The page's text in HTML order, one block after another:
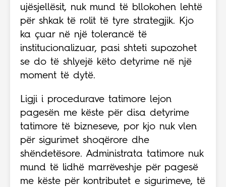
ujësjellësit, nuk mund të bllokohen lehtë
për shkak të rolit të tyre strategjik. Kjo
ka çuar në një tolerancë të
institucionalizuar, pasi shteti supozohet
se do të shlyejë këto detyrime në një
moment të dytë.
Ligji i procedurave tatimore lejon
pagesën me këste për disa detyrime
tatimore të bizneseve, por kjo nuk vlen
për sigurimet shoqërore dhe
shëndetësore. Administrata tatimore nuk
mund të lidhë marrëveshje për pagesë
me këste për kontributet e sigurimeve, të